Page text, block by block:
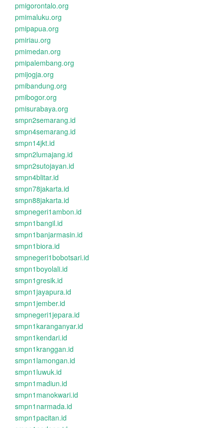
pmigorontalo.org
pmimaluku.org
pmipapua.org
pmiriau.org
pmimedan.org
pmipalembang.org
pmijogja.org
pmibandung.org
pmibogor.org
pmisurabaya.org
smpn2semarang.id
smpn4semarang.id
smpn14jkt.id
smpn2lumajang.id
smpn2sutojayan.id
smpn4blitar.id
smpn78jakarta.id
smpn88jakarta.id
smpnegeri1ambon.id
smpn1bangil.id
smpn1banjarmasin.id
smpn1biora.id
smpnegeri1bobotsari.id
smpn1boyolali.id
smpn1gresik.id
smpn1jayapura.id
smpn1jember.id
smpnegeri1jepara.id
smpn1karanganyar.id
smpn1kendari.id
smpn1kranggan.id
smpn1lamongan.id
smpn1luwuk.id
smpn1madiun.id
smpn1manokwari.id
smpn1narmada.id
smpn1pacitan.id